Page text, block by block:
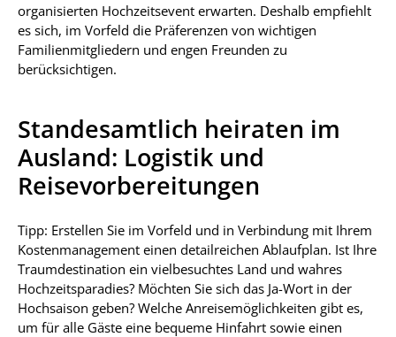
organisierten Hochzeitsevent erwarten. Deshalb empfiehlt
es sich, im Vorfeld die Präferenzen von wichtigen
Familienmitgliedern und engen Freunden zu
berücksichtigen.
Standesamtlich heiraten im
Ausland: Logistik und
Reisevorbereitungen
Tipp: Erstellen Sie im Vorfeld und in Verbindung mit Ihrem
Kostenmanagement einen detailreichen Ablaufplan. Ist Ihre
Traumdestination ein vielbesuchtes Land und wahres
Hochzeitsparadies? Möchten Sie sich das Ja-Wort in der
Hochsaison geben? Welche Anreisemöglichkeiten gibt es,
um für alle Gäste eine bequeme Hinfahrt sowie einen